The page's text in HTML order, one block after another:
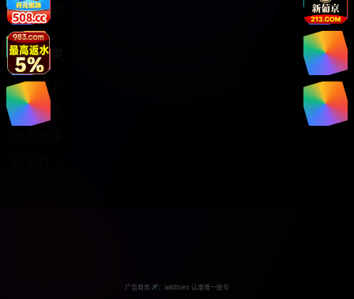
版权声明
热门分类
日韩综艺
热门电影